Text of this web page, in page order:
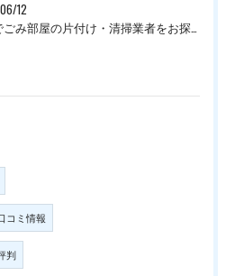
12
札幌市でごみ部屋の片付け・清掃業者をお探しの方は
コミ情報
判